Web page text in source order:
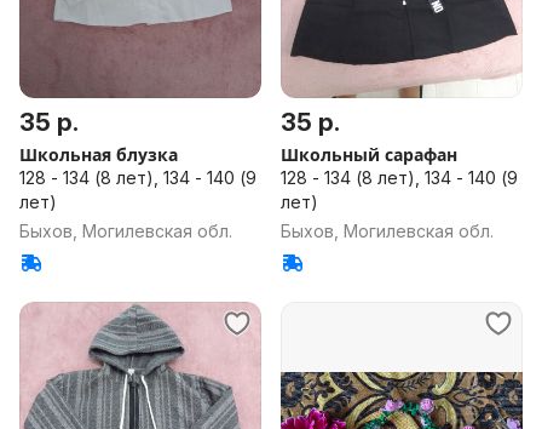
35 р.
Школьная блузка
128 - 134 (8 лет), 134 - 140 (9
лет)
Быхов, Могилевская обл.
35 р.
Школьный сарафан
128 - 134 (8 лет), 134 - 140 (9
лет)
Быхов, Могилевская обл.